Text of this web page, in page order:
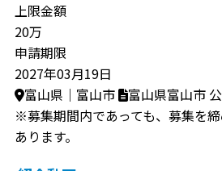
上限金額
20万
申請期限
2027年03月19日
富山県｜富山市
富山県富山市
※募集期間内であっても、募集を
あります。